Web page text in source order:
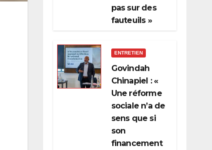
pas sur des
fauteuils »
ENTRETIEN
Govindah
Chinapiel : «
Une réforme
sociale n’a de
sens que si
son
financement